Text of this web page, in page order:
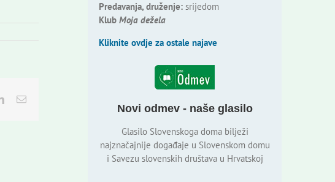
LinkedInEmail:
Predavanja, druženje:srijedom
Klub Moja dežela
Kliknite ovdje za ostale najave
Novi odmev - naše glasilo
Glasilo Slovenskoga doma bilježi
najznačajnije događaje u Slovenskom domu
i Savezu slovenskih društava u Hrvatskoj